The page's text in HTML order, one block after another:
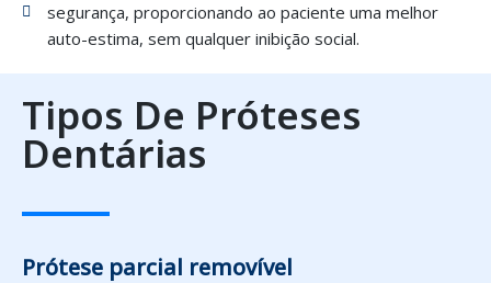
segurança, proporcionando ao paciente uma melhor
auto-estima, sem qualquer inibição social.
Tipos De Próteses
Dentárias
Prótese parcial removível